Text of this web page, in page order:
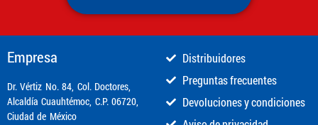
Empresa
​Dr. Vértiz No. 84, Col. Doctores,
Alcaldía Cuauhtémoc, C.P. 06720,
Ciudad de México
Distribuidores
Preguntas frecuentes
Devoluciones y condiciones